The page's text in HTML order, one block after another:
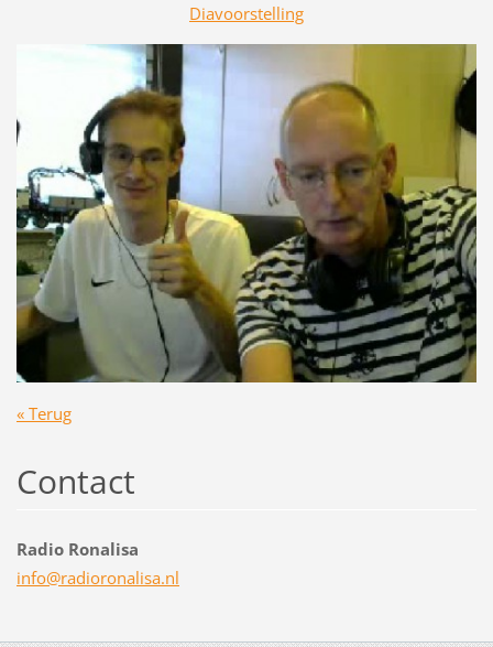
Diavoorstelling
« Terug
Contact
Radio Ronalisa
info@radioronalisa.nl